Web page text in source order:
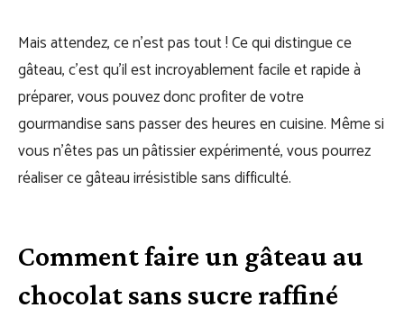
Mais attendez, ce n’est pas tout ! Ce qui distingue ce
gâteau, c’est qu’il est incroyablement facile et rapide à
préparer, vous pouvez donc profiter de votre
gourmandise sans passer des heures en cuisine. Même si
vous n’êtes pas un pâtissier expérimenté, vous pourrez
réaliser ce gâteau irrésistible sans difficulté.
Comment faire un gâteau au
chocolat sans sucre raffiné